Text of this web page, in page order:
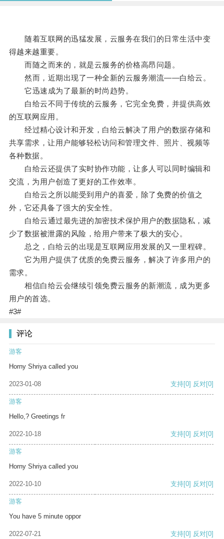
随着互联网的迅猛发展，云服务在我们的日常生活中变
得越来越重要。
而随之而来的，就是云服务的价格高昂问题。
然而，近期出现了一种全新的云服务潮流——白给云。
它迅速成为了最新的时尚趋势。
白给云不同于传统的云服务，它完全免费，并提供高效
的互联网应用。
经过精心设计和开发，白给云解决了用户的数据存储和
共享需求，让用户能够轻松访问和管理文件、照片、视频等
各种数据。
白给云还提供了实时协作功能，让多人可以同时编辑和
交流，为用户创造了更好的工作效率。
白给云之所以能受到用户的喜爱，除了免费的价值之
外，它还具备了强大的安全性。
白给云通过最先进的加密技术保护用户的数据隐私，减
少了数据被泄露的风险，给用户带来了极大的安心。
总之，白给云的出现是互联网应用发展的又一里程碑。
它为用户提供了优质的免费云服务，解决了许多用户的
需求。
相信白给云会继续引领免费云服务的新潮流，成为更多
用户的首选。
#3#
评论
游客
Horny Shriya called you
2023-01-08 支持[0] 反对[0]
游客
Hello,? Greetings fr
2022-10-18 支持[0] 反对[0]
游客
Horny Shriya called you
2022-10-10 支持[0] 反对[0]
游客
You have 5 minute oppor
2022-07-21 支持[0] 反对[0]